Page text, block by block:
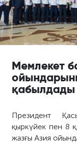
Мемлекет
қабылдады
Президент
қыркүйек пен 8
жазғы Азия